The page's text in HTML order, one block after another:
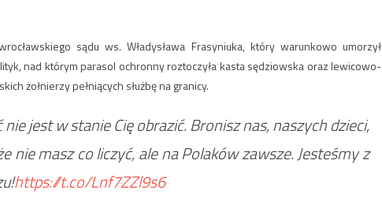
sądu ws. Władysława Frasyniuka, który warunkowo umorzył
nad którym parasol ochronny roztoczyła kasta sędziowska oraz lewicowo-
żołnierzy pełniących służbę na granicy.
jest w stanie Cię obrazić. Bronisz nas, naszych dzieci,
nie masz co liczyć, ale na Polaków zawsze. Jesteśmy z
https://t.co/Lnf7ZZl9s6